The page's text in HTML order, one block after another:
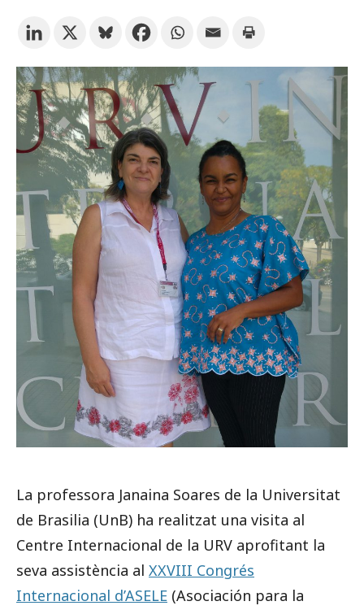
Subscriu-te als butlletins de la URV Agenda
CATALÀ ESPAÑOL ENGLISH
La professora Janaina Soares de la Universitat
de Brasilia (UnB) ha realitzat una visita al
Centre Internacional de la URV aprofitant la
seva assistència al XXVIII Congrés
Internacional d’ASELE (Asociación para la